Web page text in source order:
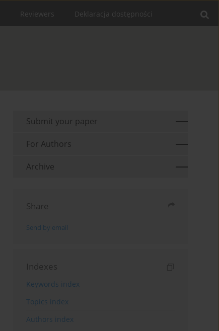
Reviewers Deklaracja dostępności
Submit your paper
For Authors
Archive
Share
Send by email
Indexes
Keywords index
Topics index
Authors index